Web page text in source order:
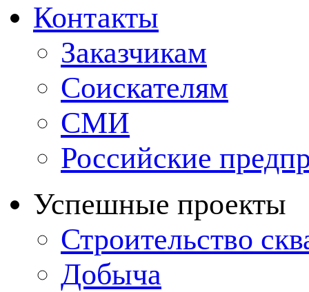
Контакты
Заказчикам
Соискателям
СМИ
Российские
Успешные проекты
Строительство
Добыча